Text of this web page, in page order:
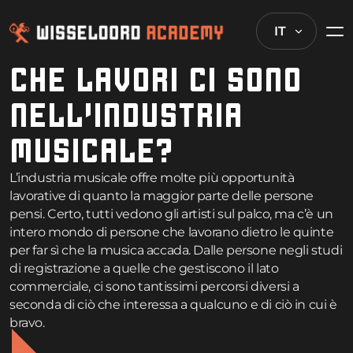
IT
CHE LAVORI CI SONO
NELL’INDUSTRIA
MUSICALE?
L’industria musicale offre molte più opportunità
lavorative di quanto la maggior parte delle persone
pensi. Certo, tutti vedono gli artisti sul palco, ma c’è un
intero mondo di persone che lavorano dietro le quinte
per far sì che la musica accada. Dalle persone negli studi
di registrazione a quelle che gestiscono il lato
commerciale, ci sono tantissimi percorsi diversi a
seconda di ciò che interessa a qualcuno e di ciò in cui è
bravo.